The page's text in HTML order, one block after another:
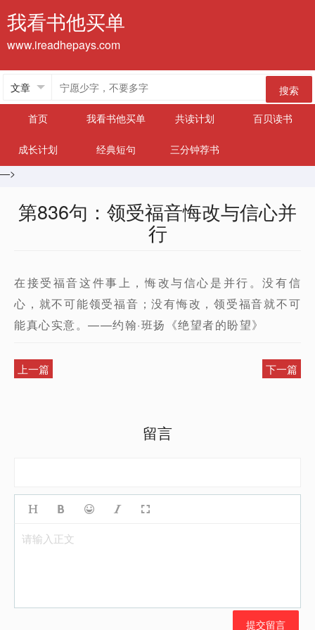
我看书他买单
www.ireadhepays.com
搜索
首页
我看书他买单 共读计划 百贝读书
成长计划 经典短句
三分钟荐书
—>
第836句：领受福音悔改与信心并
行
在接受福音这件事上，悔改与信心是并行。没有信
心，就不可能领受福音；没有悔改，领受福音就不可
能真心实意。——约翰·班扬《绝望者的盼望》
上一篇 下一篇
留言
请输入正文
提交留言